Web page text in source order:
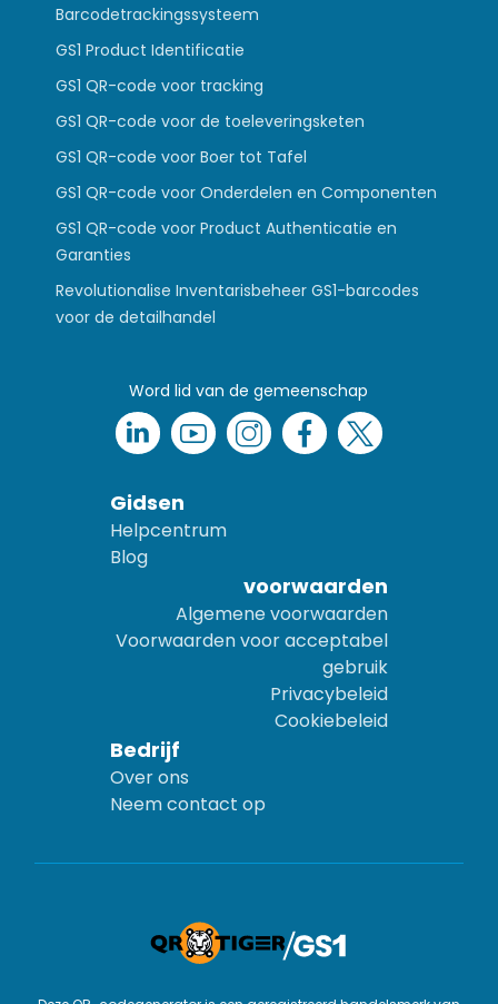
Barcodetrackingssysteem
GS1 Product Identificatie
GS1 QR-code voor tracking
GS1 QR-code voor de toeleveringsketen
GS1 QR-code voor Boer tot Tafel
GS1 QR-code voor Onderdelen en Componenten
GS1 QR-code voor Product Authenticatie en
Garanties
Revolutionalise Inventarisbeheer GS1-barcodes
voor de detailhandel
Word lid van de gemeenschap
Gidsen
Helpcentrum
Blog
voorwaarden
Algemene voorwaarden
Voorwaarden voor acceptabel
gebruik
Privacybeleid
Cookiebeleid
Bedrijf
Over ons
Neem contact op